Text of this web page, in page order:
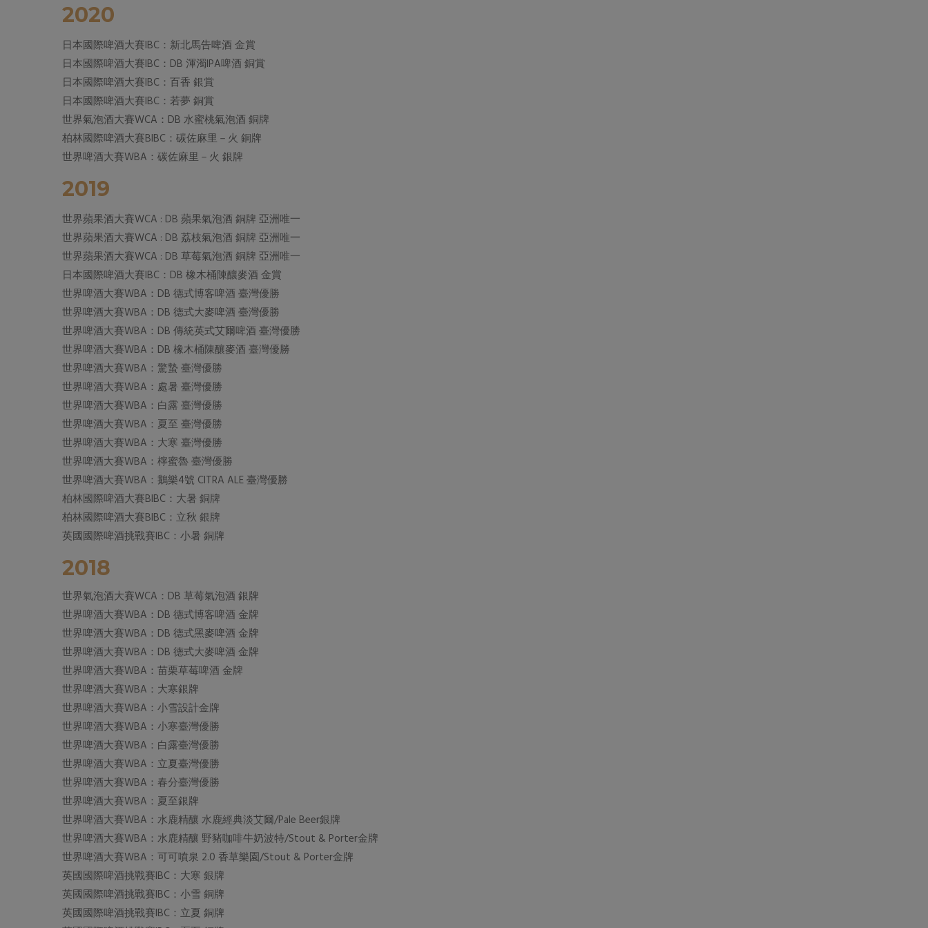
2020
日本國際啤酒大賽IBC：新北馬告啤酒 金賞
日本國際啤酒大賽IBC：DB 渾濁IPA啤酒 銅賞
日本國際啤酒大賽IBC：百香 銀賞
日本國際啤酒大賽IBC：若夢 銅賞
世界氣泡酒大賽WCA：DB 水蜜桃氣泡酒 銅牌
柏林國際啤酒大賽BIBC：碳佐麻里－火 銅牌
世界啤酒大賽WBA：碳佐麻里－火 銀牌
2019
世界蘋果酒大賽WCA : DB 蘋果氣泡酒 銅牌 亞洲唯一
世界蘋果酒大賽WCA : DB 荔枝氣泡酒 銅牌 亞洲唯一
世界蘋果酒大賽WCA : DB 草莓氣泡酒 銅牌 亞洲唯一
日本國際啤酒大賽IBC：DB 橡木桶陳釀麥酒 金賞
世界啤酒大賽WBA：DB 德式博客啤酒 臺灣優勝
世界啤酒大賽WBA：DB 德式大麥啤酒 臺灣優勝
世界啤酒大賽WBA：DB 傳統英式艾爾啤酒 臺灣優勝
世界啤酒大賽WBA：DB 橡木桶陳釀麥酒 臺灣優勝
世界啤酒大賽WBA：驚蟄 臺灣優勝
世界啤酒大賽WBA：處暑 臺灣優勝
世界啤酒大賽WBA：白露 臺灣優勝
世界啤酒大賽WBA：夏至 臺灣優勝
世界啤酒大賽WBA：大寒 臺灣優勝
世界啤酒大賽WBA：檸蜜魯 臺灣優勝
世界啤酒大賽WBA：鵝樂4號 CITRA ALE 臺灣優勝
柏林國際啤酒大賽BIBC：大暑 銅牌
柏林國際啤酒大賽BIBC：立秋 銀牌
英國國際啤酒挑戰賽IBC：小暑 銅牌
2018
世界氣泡酒大賽WCA：DB 草莓氣泡酒 銀牌
世界啤酒大賽WBA：DB 德式博客啤酒 金牌
世界啤酒大賽WBA：DB 德式黑麥啤酒 金牌
世界啤酒大賽WBA：DB 德式大麥啤酒 金牌
世界啤酒大賽WBA：苗栗草莓啤酒 金牌
世界啤酒大賽WBA：大寒銀牌
世界啤酒大賽WBA：小雪設計金牌
世界啤酒大賽WBA：小寒臺灣優勝
世界啤酒大賽WBA：白露臺灣優勝
世界啤酒大賽WBA：立夏臺灣優勝
世界啤酒大賽WBA：春分臺灣優勝
世界啤酒大賽WBA：夏至銀牌
世界啤酒大賽WBA：水鹿精釀 水鹿經典淡艾爾/Pale Beer銀牌
世界啤酒大賽WBA：水鹿精釀 野豬咖啡牛奶波特/Stout & Porter金牌
世界啤酒大賽WBA：可可噴泉 2.0 香草樂園/Stout & Porter金牌
英國國際啤酒挑戰賽IBC：大寒 銀牌
英國國際啤酒挑戰賽IBC：小雪 銅牌
英國國際啤酒挑戰賽IBC：立夏 銅牌